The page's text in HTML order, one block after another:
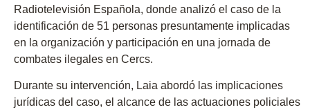
Radiotelevisión Española, donde analizó el caso de la
identificación de 51 personas presuntamente implicadas
en la organización y participación en una jornada de
combates ilegales en Cercs.
Durante su intervención, Laia abordó las implicaciones
jurídicas del caso, el alcance de las actuaciones policiales